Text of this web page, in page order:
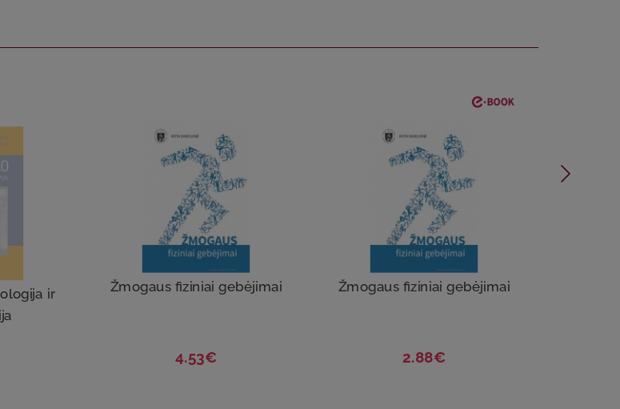
ir
Žmogaus fiziniai gebėjimai
4.53€
Žmogaus fiziniai gebėjimai
2.88€